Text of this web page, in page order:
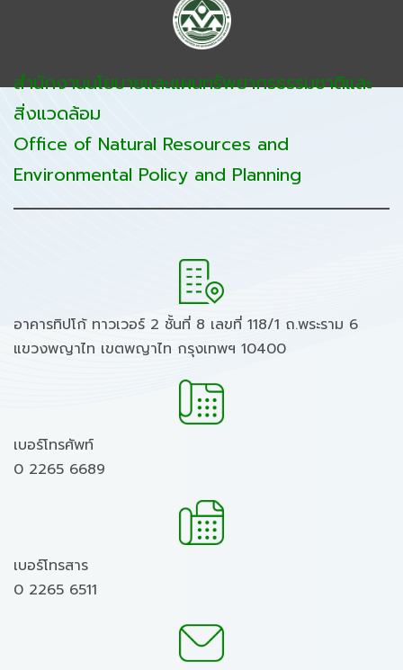
สำนักงานนโยบายและแผนทรัพยากรธรรมชาติและ
สิ่งแวดล้อม
Office of Natural Resources and
Environmental Policy and Planning
อาคารทิปโก้ ทาวเวอร์ 2 ชั้นที่ 8 เลขที่ 118/1 ถ.พระราม 6
แขวงพญาไท เขตพญาไท กรุงเทพฯ 10400
เบอร์โทรศัพท์
0 2265 6689
เบอร์โทรสาร
0 2265 6511